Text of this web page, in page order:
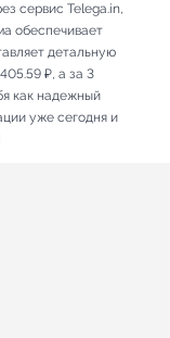
сервис Telega.in,
обеспечивает
детальную
₽, а за 3
как надежный
уже сегодня и